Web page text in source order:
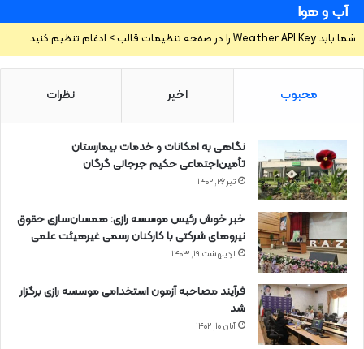
آب و هوا
شما باید Weather API Key را در صفحه تنظیمات قالب > ادغام تنظیم کنید.
محبوب اخیر نظرات
نگاهی به امکانات و خدمات بیمارستان
تأمین‌اجتماعی حکیم جرجانی گرگان
تیر ۲۶, ۱۴۰۲
خبر خوش رئیس موسسه رازی: همسان‌سازی حقوق
نیروهای شرکتی با کارکنان رسمی غیرهیئت علمی
اردیبهشت ۱۹, ۱۴۰۳
فرآیند مصاحبه آزمون استخدامی موسسه رازی برگزار
شد
آبان ۱۰, ۱۴۰۲